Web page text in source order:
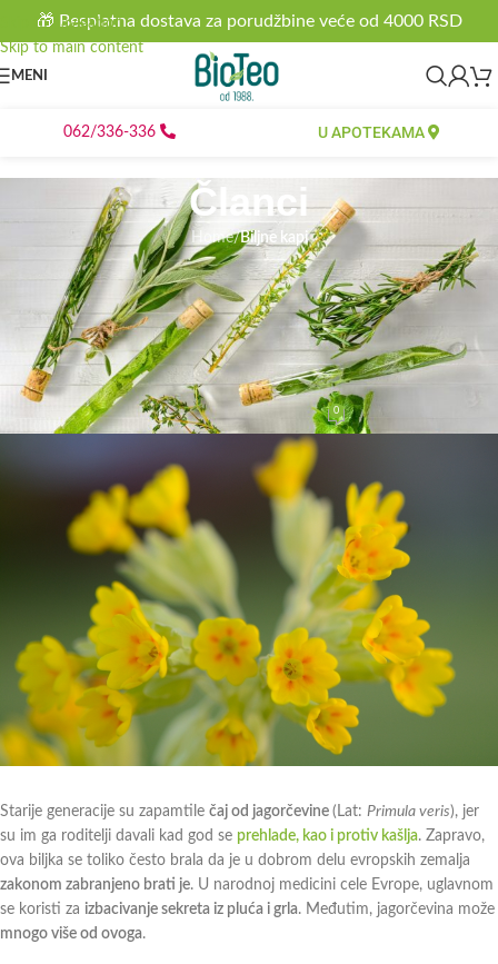
Skip to navigation
Skip to main content
🎁 Besplatna dostava za porudžbine veće od 4000 RSD
MENI
062/336-336 U APOTEKAMA
Članci
Home/Biljne kapi
BILJNE KAPI
Jagorčevina, najčešće se koristi
kod prehlade, kao i protiv kašlja, ali
njene blagodeti su daleko veće
bioteoOn 06.12.2021.
0
Starije generacije su zapamtile čaj od jagorčevine (Lat: Primula veris), jer
su im ga roditelji davali kad god se prehlade, kao i protiv kašlja. Zapravo,
ova biljka se toliko često brala da je u dobrom delu evropskih zemalja
zakonom zabranjeno brati je. U narodnoj medicini cele Evrope, uglavnom
se koristi za izbacivanje sekreta iz pluća i grla. Međutim, jagorčevina može
mnogo više od ovoga.